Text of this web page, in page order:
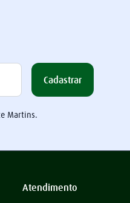
Cadastrar
Martins.
Atendimento